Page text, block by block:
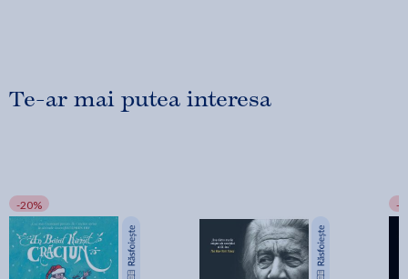
Te-ar mai putea interesa
-20% -